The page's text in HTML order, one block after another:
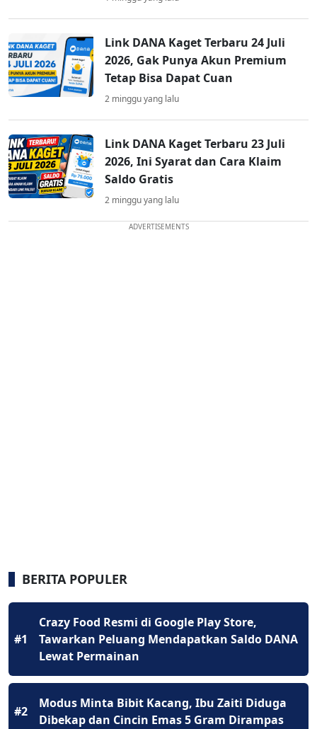
Link DANA Kaget Terbaru 24 Juli
2026, Gak Punya Akun Premium
Tetap Bisa Dapat Cuan
2 minggu yang lalu
Link DANA Kaget Terbaru 23 Juli
2026, Ini Syarat dan Cara Klaim
Saldo Gratis
2 minggu yang lalu
ADVERTISEMENTS
BERITA POPULER
#1
Crazy Food Resmi di Google Play Store,
Tawarkan Peluang Mendapatkan Saldo DANA
Lewat Permainan
#2
Modus Minta Bibit Kacang, Ibu Zaiti Diduga
Dibekap dan Cincin Emas 5 Gram Dirampas